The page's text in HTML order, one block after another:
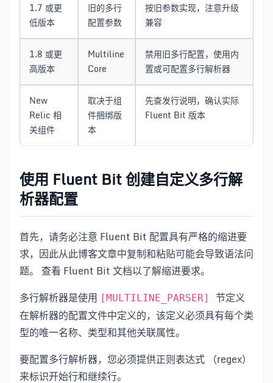
1.7 或更
低版本
旧的多行
配置参数
按旧参数实现，注意升级
兼容
1.8 或更
高版本
Multiline
Core
禁用旧多行配置，使用内
置或可配置多行解析器
New
Relic 相
关组件
取决于组
件捆绑版
本
先查发行说明，确认实际
Fluent Bit 版本
使用 Fluent Bit 创建自定义多行解
析器配置
首先，请务必注意 Fluent Bit 配置具有严格的缩进要
求，因此从此博客文章中复制和粘贴可能会导致语法问
题。 查看 Fluent Bit 文档以了解缩进要求。
多行解析器是使用 [MULTILINE_PARSER] 节定义
在解析器的配置文件中定义的，该定义必须具有每个类
型的唯一名称、类型和其他关联属性。
要配置多行解析器，您必须提供正则表达式 （regex）
来标识开始行和继续行。